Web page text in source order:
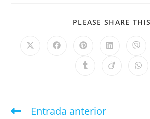
PLEASE SHARE THIS
Entrada anterior